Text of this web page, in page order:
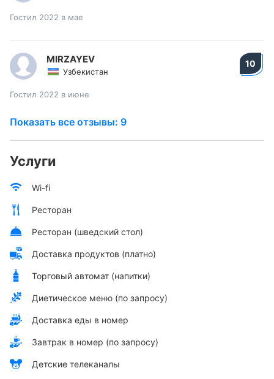
Гостил 2022 в мае
MIRZAYEV
Узбекистан
10
Гостил 2022 в июне
Показать все отзывы: 9
Услуги
Wi-fi
Ресторан
Ресторан (шведский стол)
Доставка продуктов (платно)
Торговый автомат (напитки)
Диетическое меню (по запросу)
Доставка еды в номер
Завтрак в номер (по запросу)
Детские телеканалы